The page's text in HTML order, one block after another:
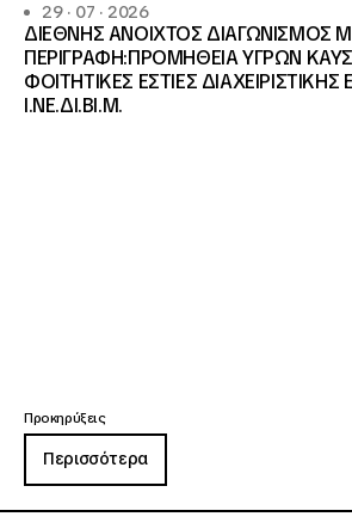
29 · 07 · 2026
ΔΙΕΘΝΗΣ ΑΝΟΙΧΤΟΣ ΔΙΑΓΩΝΙΣΜΟΣ
ΠΕΡΙΓΡΑΦΗ:ΠΡΟΜΗΘΕΙΑ ΥΓΡΩΝ
ΦΟΙΤΗΤΙΚΕΣ ΕΣΤΙΕΣ
Ι.ΝΕ.ΔΙ.ΒΙ.Μ.
Προκηρύξεις
Περισσότερα